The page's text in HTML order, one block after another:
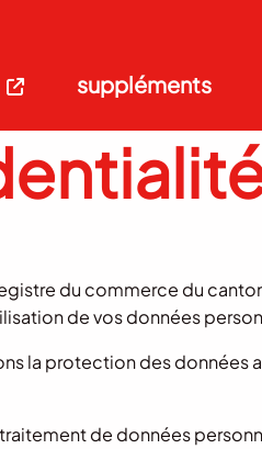
suppléments
du commerce du
de vos données
la protection des données
de données